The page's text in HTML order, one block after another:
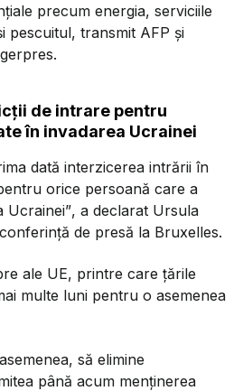
precum energia, serviciile
pescuitul, transmit AFP și
de intrare pentru
în invadarea Ucrainei
dată interzicerea intrării în
orice persoană care a
Ucrainei”, a declarat Ursula
de presă la Bruxelles.
ale UE, printre care țările
multe luni pentru o asemenea
să elimine
până acum menținerea